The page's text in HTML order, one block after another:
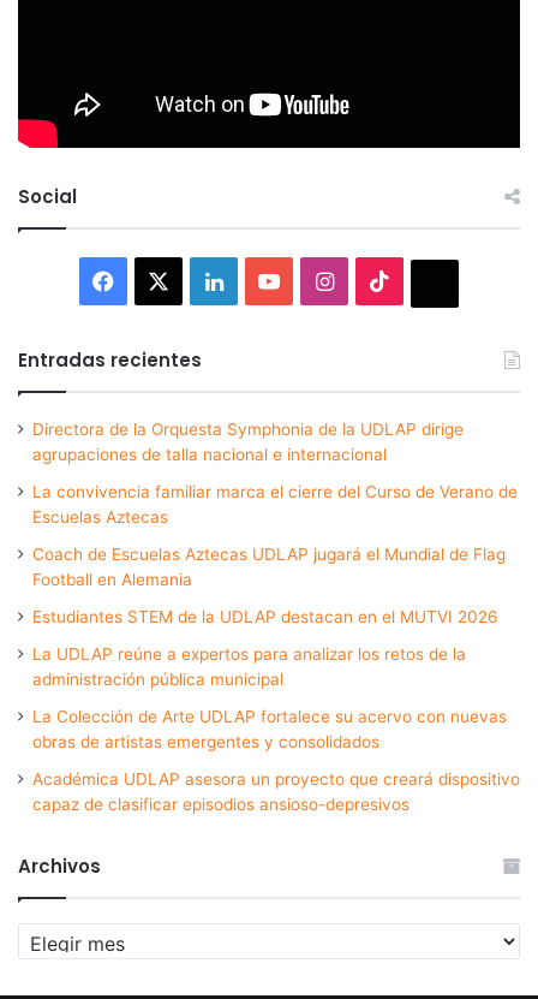
Social
Facebook LinkedInYouTubeInstagram
Entradas recientes
Directora de la Orquesta Symphonia de la UDLAP dirige
agrupaciones de talla nacional e internacional
La convivencia familiar marca el cierre del Curso de Verano de
Escuelas Aztecas
Coach de Escuelas Aztecas UDLAP jugará el Mundial de Flag
Football en Alemania
Estudiantes STEM de la UDLAP destacan en el MUTVI 2026
La UDLAP reúne a expertos para analizar los retos de la
administración pública municipal
La Colección de Arte UDLAP fortalece su acervo con nuevas
obras de artistas emergentes y consolidados
Académica UDLAP asesora un proyecto que creará dispositivo
capaz de clasificar episodios ansioso-depresivos
Archivos
Archivos